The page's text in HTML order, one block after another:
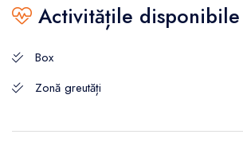
Activitățile disponibile
Box
Zonă greutăți